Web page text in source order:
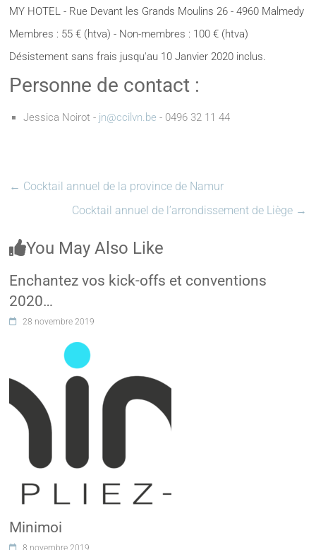
MY HOTEL - Rue Devant les Grands Moulins 26 - 4960 Malmedy
Membres : 55 € (htva) - Non-membres : 100 € (htva)
Désistement sans frais jusqu'au 10 Janvier 2020 inclus.
Personne de contact :
Jessica Noirot - jn@ccilvn.be - 0496 32 11 44
← Cocktail annuel de la province de Namur
Cocktail annuel de l’arrondissement de Liège →
You May Also Like
Enchantez vos kick-offs et conventions
2020…
28 novembre 2019
Minimoi
8 novembre 2019